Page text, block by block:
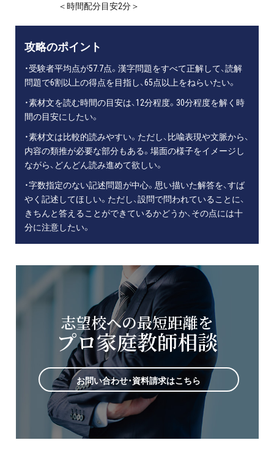
＜時間配分目安2分＞
攻略のポイント
・受験者平均点が57.7点。漢字問題をすべて正解して、読解
問題で6割以上の得点を目指し、65点以上をねらいたい。
・素材文を読む時間の目安は、12分程度。30分程度を解く時
間の目安にしたい。
・素材文は比較的読みやすい。ただし、比喩表現や文脈から、
内容の類推が必要な部分もある。場面の様子をイメージし
ながら、どんどん読み進めて欲しい。
・字数指定のない記述問題が中心。思い描いた解答を、すば
やく記述してほしい。ただし、設問で問われていることに、
きちんと答えることができているかどうか、その点には十
分に注意したい。
志望校への最短距離を
プロ家庭教師相談
お問い合わせ・資料請求はこちら